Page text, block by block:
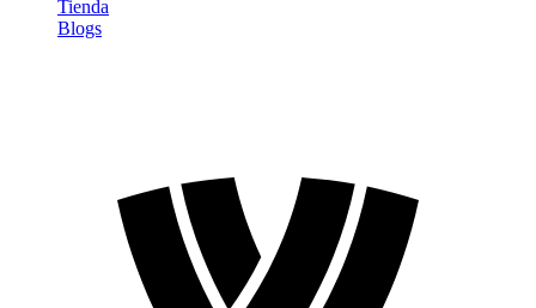
Tienda
Blogs